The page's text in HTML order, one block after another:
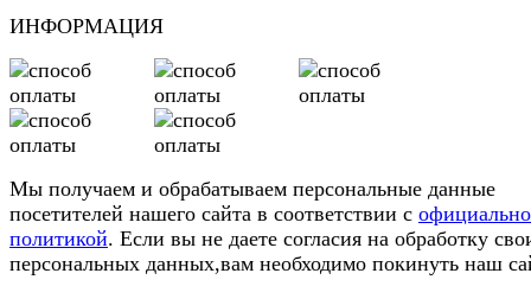
ИНФОРМАЦИЯ
Мы получаем и обрабатываем персональные данные
посетителей нашего сайта в соответствии с
политикой. Если вы не даете согласия на обработку
персональных данных,вам необходимо покинуть наш